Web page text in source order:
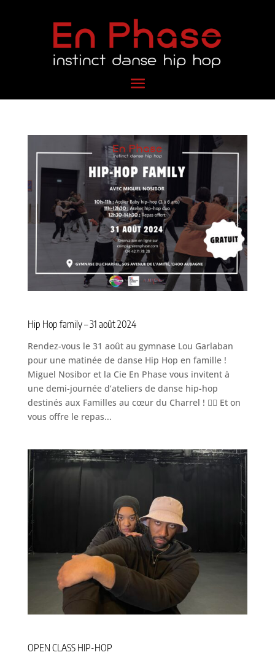
Hip Hop family – 31 août 2024
Rendez-vous le 31 août au gymnase Lou Garlaban
pour une matinée de danse Hip Hop en famille !
Miguel Nosibor et la Cie En Phase vous invitent à
une demi-journée d’ateliers de danse hip-hop
destinés aux Familles au cœur du Charrel ! ❤️‍🔥 Et on
vous offre le repas...
OPEN CLASS HIP-HOP